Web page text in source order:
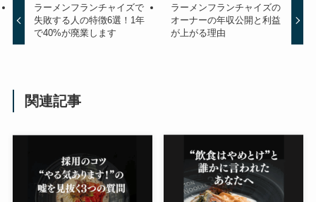
ラーメンフランチャイズで
失敗する人の特徴6選！1年
で40%が廃業します
ラーメンフランチャイズの
オーナーの年収公開と利益
が上がる理由
関連記事